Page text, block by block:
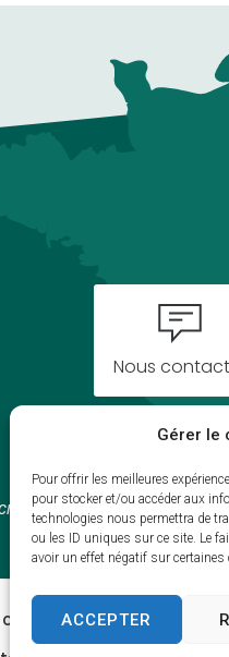
Gérer le
Pour offrir les meilleures
pour stocker et/ou accéder aux
technologies nous permettra de
ou les ID uniques sur ce site. Le
avoir un effet négatif sur
ACCEPTER
et jeudi
Nous
(UE)